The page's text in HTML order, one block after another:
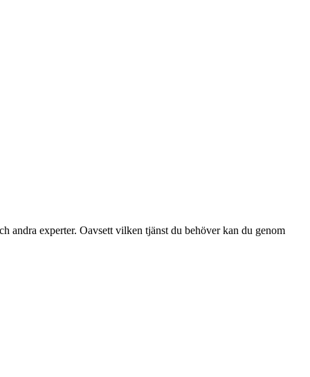
andra experter. Oavsett vilken tjänst du behöver kan du genom